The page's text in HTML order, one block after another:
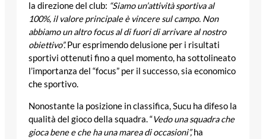
la direzione del club: “Siamo un’attività sportiva al
100%, il valore principale è vincere sul campo. Non
abbiamo un altro focus al di fuori di arrivare al nostro
obiettivo”.Pur esprimendo delusione per i risultati
sportivi ottenuti fino a quel momento, ha sottolineato
l’importanza del “focus” per il successo, sia economico
che sportivo.
Nonostante la posizione in classifica, Sucu ha difeso la
qualità del gioco della squadra. “Vedo una squadra che
gioca bene e che ha una marea di occasioni”,ha